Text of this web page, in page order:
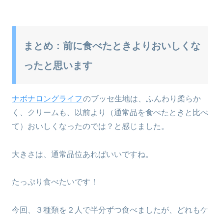
まとめ：前に食べたときよりおいしくな
ったと思います
ナボナロングライフのブッセ生地は、ふんわり柔らか
く、クリームも、以前より（通常品を食べたときと比べ
て）おいしくなったのでは？と感じました。
大きさは、通常品位あればいいですね。
たっぷり食べたいです！
今回、３種類を２人で半分ずつ食べましたが、どれもケ